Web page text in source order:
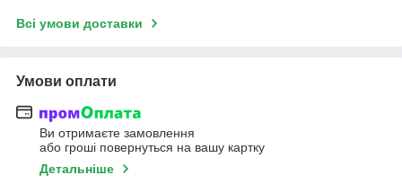
Всі умови доставки
Умови оплати
Ви отримаєте замовлення
або гроші повернуться на вашу картку
Детальніше